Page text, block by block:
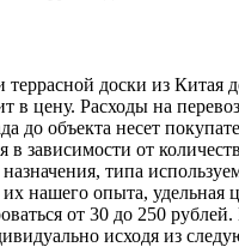
террасной доски из Китая
в цену. Расходы на
до объекта несет
в зависимости от
типа
нашего опыта, удельная
от 30 до 250
исходя из